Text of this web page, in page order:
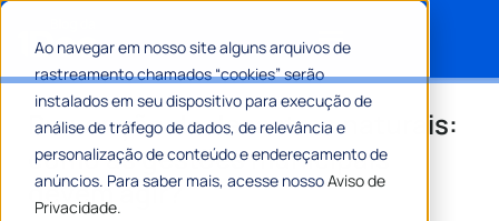
Ao navegar em nosso site alguns arquivos de
rastreamento chamados “cookies” serão
instalados em seu dispositivo para execução de
análise de tráfego de dados, de relevância e
personalização de conteúdo e endereçamento de
anúncios. Para saber mais, acesse nossoAviso de
Privacidade.
Prevenção de desastres naturais:
como as gestões municipais
devem agir?